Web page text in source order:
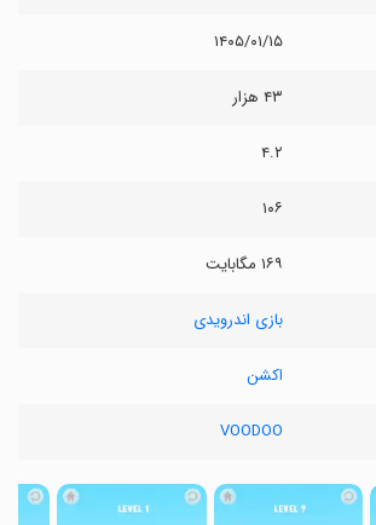
۱۴۰۵/۰۱/۱۵
۴۳ هزار
۴.۲
۱۰۶
۱۶۹ مگابایت
بازی اندرویدی
اکشن
VOODOO